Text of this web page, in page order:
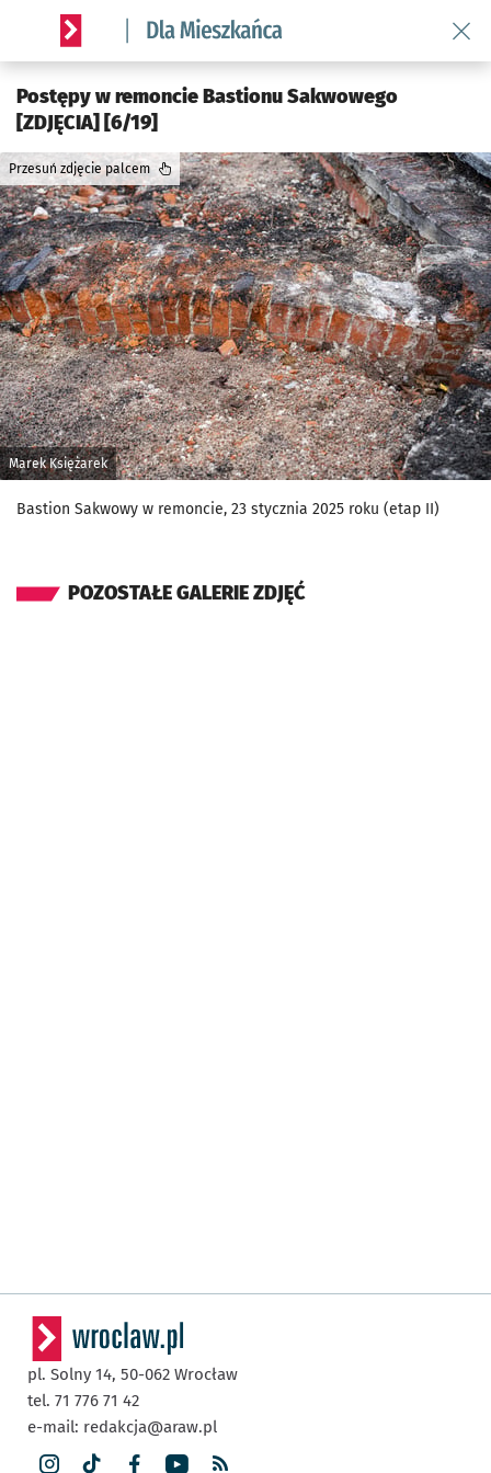
Serwis informacyjny wroclaw.pl podserwis: Dla mieszkańca
Postępy w remoncie Bastionu Sakwowego
[ZDJĘCIA] [6/19]
Marek Księżarek
Przesuń zdjęcie palcem
Bastion Sakwowy w remoncie, 23 stycznia 2025 roku (etap II)
POZOSTAŁE GALERIE ZDJĘĆ
pl. Solny 14, 50-062 Wrocław
tel. 71 776 71 42
e-mail: redakcja@araw.pl